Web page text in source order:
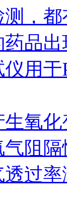
，
品
用
氧
阻
过